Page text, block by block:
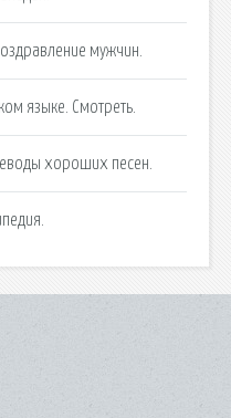
мужчин.
языке. Смотреть.
хороших песен.